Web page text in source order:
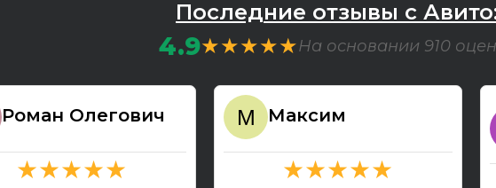
Последние отзывы с
4.9★★★★★На основании 910
Роман Олегович
★★★★★
Максим
★★★★★